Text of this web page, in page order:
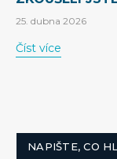
25. dubna 2026
Číst více
NAPIŠTE, CO